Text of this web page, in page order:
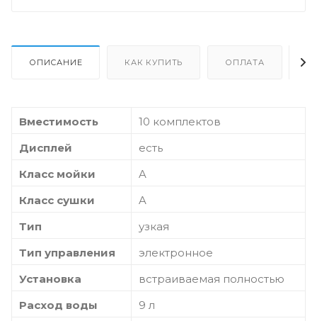
ОПИСАНИЕ КАК КУПИТЬ ОПЛАТА
Вместимость
10 комплектов
Дисплей
есть
Класс мойки
A
Класс сушки
A
Тип
узкая
Тип управления
электронное
Установка
встраиваемая полностью
Расход воды
9 л